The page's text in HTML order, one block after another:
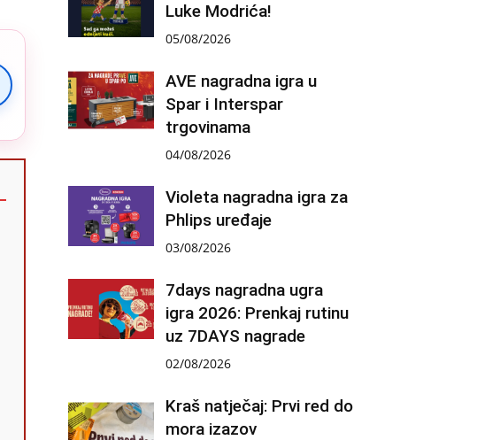
Luke Modrića!
05/08/2026
AVE nagradna igra u
Spar i Interspar
trgovinama
04/08/2026
Violeta nagradna igra za
Phlips uređaje
03/08/2026
7days nagradna ugra
igra 2026: Prenkaj rutinu
uz 7DAYS nagrade
02/08/2026
Kraš natječaj: Prvi red do
mora izazov